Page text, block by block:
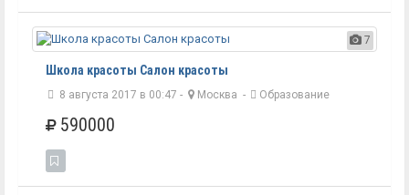
7
Школа красоты Салон красоты
8 августа 2017 в 00:47 - Москва - Образование
590000